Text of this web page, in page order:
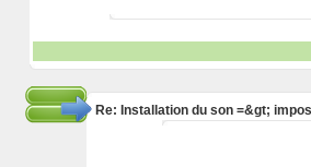
Re: Installation du son =&gt;